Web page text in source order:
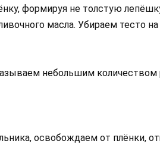
формируя не толстую
масла. Убираем тесто на
небольшим количеством
освобождаем от плёнки,